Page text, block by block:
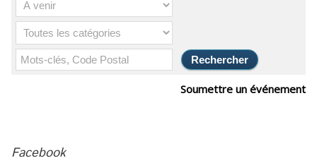
Soumettre un événement
Facebook